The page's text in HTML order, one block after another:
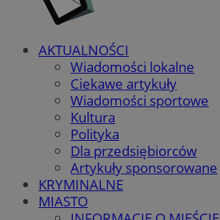
AKTUALNOŚCI
Wiadomości lokalne
Ciekawe artykuły
Wiadomości sportowe
Kultura
Polityka
Dla przedsiębiorców
Artykuły sponsorowane
KRYMINALNE
MIASTO